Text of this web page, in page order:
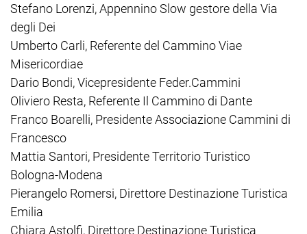
Stefano Lorenzi, Appennino Slow gestore della Via
degli Dei
Umberto Carli, Referente del Cammino Viae
Misericordiae
Dario Bondi, Vicepresidente Feder.Cammini
Oliviero Resta, Referente Il Cammino di Dante
Franco Boarelli, Presidente Associazione Cammini di
Francesco
Mattia Santori, Presidente Territorio Turistico
Bologna-Modena
Pierangelo Romersi, Direttore Destinazione Turistica
Emilia
Chiara Astolfi, Direttore Destinazione Turistica